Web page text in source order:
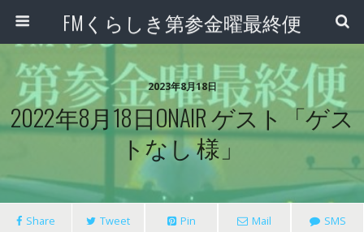
FMくらしき第参金曜最終便
2023年8月18日
2022年8月18日ONAIR ゲスト「ゲス
トなし 様」
Share Tweet Pin Mail SMS